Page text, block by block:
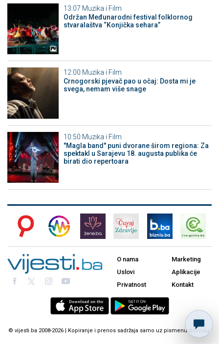
13:07 Muzika i Film
Održan Međunarodni festival folklornog
stvaralaštva “Konjička sehara”
12:00 Muzika i Film
Crnogorski pjevač pao u očaj: Dosta mi je
svega, nemam više snage
10:50 Muzika i Film
"Magla band" puni dvorane širom regiona: Za
spektakl u Sarajevu 18. augusta publika će
birati dio repertoara
O nama
Uslovi
Privatnost
Marketing
Aplikacije
Kontakt
© vijesti.ba 2008-2026 | Kopiranje i prenos sadržaja samo uz pismenu dozvolu.